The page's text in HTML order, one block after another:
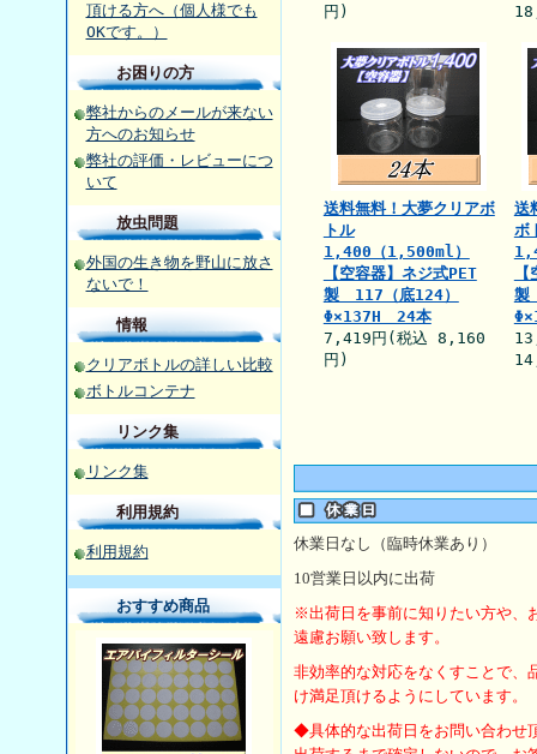
頂ける方へ（個人様でも
OKです。）
お困りの方
弊社からのメールが来ない
方へのお知らせ
弊社の評価・レビューにつ
いて
放虫問題
外国の生き物を野山に放さ
ないで！
情報
クリアボトルの詳しい比較
ボトルコンテナ
リンク集
リンク集
利用規約
利用規約
おすすめ商品
円)
送料無料！大夢クリアボ
トル
1,400（1,500ml）
【空容器】ネジ式PET
製 117（底124）
Φ×137H 24本
7,419円(税込 8,160
円)
送
ボ
製
休業日なし（臨時休業あり）
10営業日以内に出荷
※出荷日を事前に知りたい方や、
遠慮お願い致します。
非効率的な対応をなくすことで、
け満足頂けるようにしています。
◆具体的な出荷日をお問い合わせ